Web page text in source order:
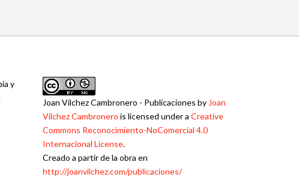
y
Joan Vílchez Cambronero - Publicaciones by Joan
Vílchez Cambronero is licensed under aCreative
Commons Reconocimiento-NoComercial 4.0
Internacional License.
Creado a partir de la obra en
http://joanvilchez.com/publicaciones/